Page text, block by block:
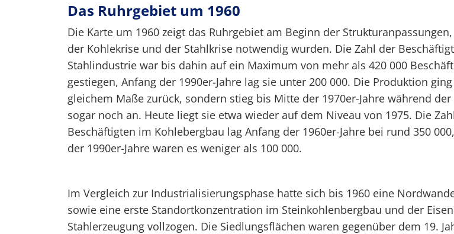
Das Ruhrgebiet um 1960
Die Karte um 1960 zeigt das Ruhrgebiet am Beginn der
der Kohlekrise und der Stahlkrise notwendig wurden. Die Zahl der
Stahlindustrie war bis dahin auf ein Maximum von mehr als 420 000
gestiegen, Anfang der 1990er-Jahre lag sie unter 200 000. Die Produktion
gleichem Maße zurück, sondern stieg bis Mitte der 1970er-Jahre während
sogar noch an. Heute liegt sie etwa wieder auf dem Niveau von 1975. Die
Beschäftigten im Kohlebergbau lag Anfang der 1960er-Jahre bei rund 350
der 1990er-Jahre waren es weniger als 100 000.
Im Vergleich zur Industrialisierungsphase hatte sich bis 1960 eine
sowie eine erste Standortkonzentration im Steinkohlenbergbau und der
Stahlerzeugung vollzogen. Die Siedlungsflächen waren gegenüber dem 19.